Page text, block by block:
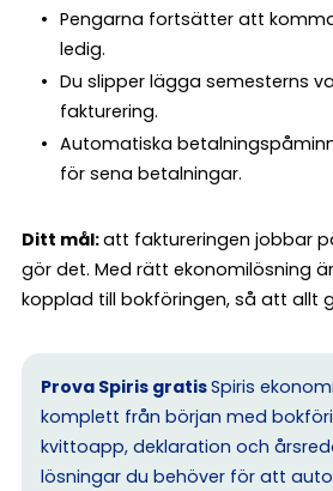
Pengarna fortsätter att
ledig.
Du slipper lägga semesterns
fakturering.
Automatiska
för sena betalningar.
Ditt mål:att faktureringen jobbar
gör det. Med rätt ekonomilösning
kopplad till bokföringen, så att allt
Prova Spiris gratisSpiris
komplett från början med
kvittoapp, deklaration och
lösningar du behöver för att